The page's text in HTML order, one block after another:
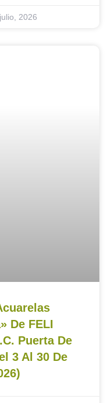
2026
De FELI
Puerta De
3 Al 30 De